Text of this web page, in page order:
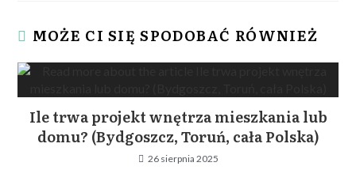
MOŻE CI SIĘ SPODOBAĆ RÓWNIEŻ
Ile trwa projekt wnętrza mieszkania lub
domu? (Bydgoszcz, Toruń, cała Polska)
26 sierpnia 2025